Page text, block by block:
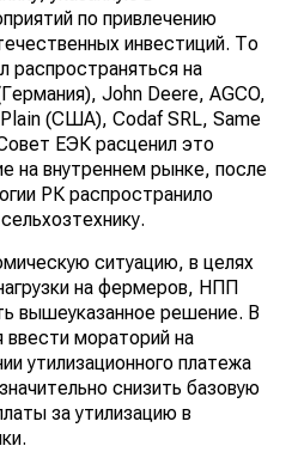
по привлечению
инвестиций. То
распространяться на
John Deere, AGCO,
(США), Codaf SRL, Same
ЕЭК расценил это
на внутреннем рынке, после
РК распространило
ситуацию, в целях
на фермеров, НПП
вышеуказанное решение. В
ввести мораторий на
утилизационного платежа
снизить базовую
за утилизацию в